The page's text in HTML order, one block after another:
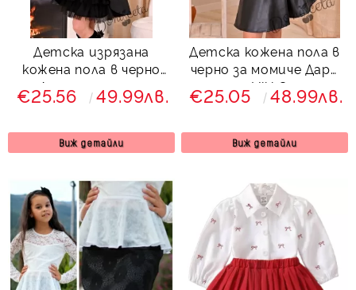
Детска изрязана
кожена пола в черно
Дари за момиче
€25.56 49.99лв.
Виж детайли
Детска кожена пола в
черно за момиче Дари
мода Viki Craze
€25.05 48.99лв.
Виж детайли